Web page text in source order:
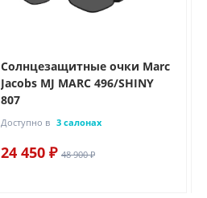
Солнцезащитные очки Marc
Jacobs MJ MARC 496/SHINY
807
Доступно в 3 салонах
24 450 ₽ 48 900 ₽